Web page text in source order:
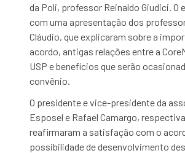
da Poli, professor Reinaldo Giudici. O
com uma apresentação dos
Cláudio, que explicaram sobre a
acordo, antigas relações entre a
USP e benefícios que serão
convênio.
O presidente e vice-presidente da
Esposel e Rafael Camargo,
reafirmaram a satisfação com o
possibilidade de desenvolvimento